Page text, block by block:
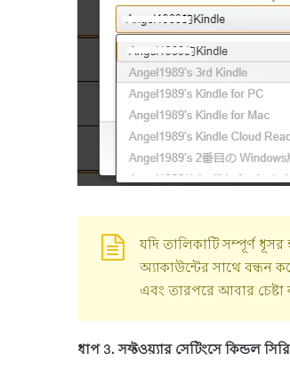
যদি তালিকাটি সম্পূর্ণ
অ্যাকাউন্টের সাথে বন্ধন
এবং তারপরে আবার
ধাপ 3. সফ্টওয়্যার সেটিংসে কিন্ডল